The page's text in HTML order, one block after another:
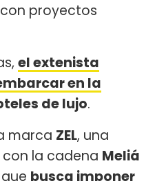
con proyectos
el extenista
en la
de lujo.
marca ZEL, una
la cadena Meliá
que busca imponer